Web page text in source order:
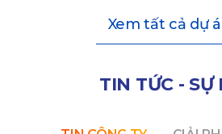
Xem tất cả dự
TIN TỨC - SỰ